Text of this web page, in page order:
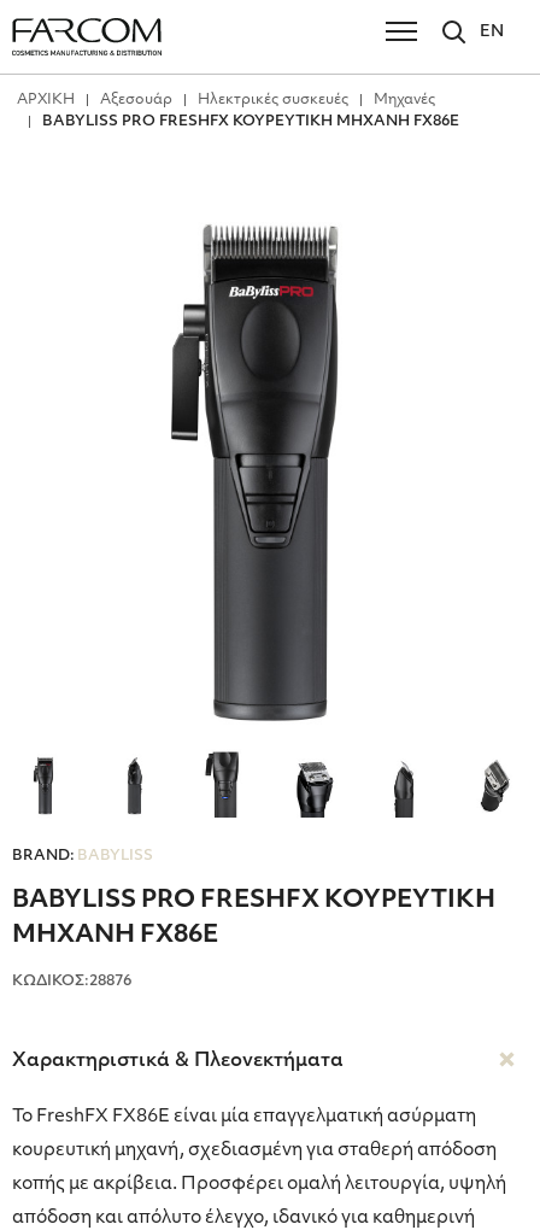
EN
ΑΡΧΙΚΗ Αξεσουάρ Ηλεκτρικές συσκευές
Μηχανές
BABYLISS PRO FRESHFX ΚΟΥΡΕΥΤΙΚΗ ΜΗΧΑΝΗ FX86E
BRAND: BABYLISS
BABYLISS PRO FRESHFX ΚΟΥΡΕΥΤΙΚΗ
ΜΗΧΑΝΗ FX86E
ΚΩΔΙΚΟΣ:28876
Χαρακτηριστικά & Πλεονεκτήματα
Το FreshFX FX86E είναι μία επαγγελματική ασύρματη
κουρευτική μηχανή, σχεδιασμένη για σταθερή απόδοση
κοπής με ακρίβεια. Προσφέρει ομαλή λειτουργία, υψηλή
απόδοση και απόλυτο έλεγχο, ιδανικό για καθημερινή